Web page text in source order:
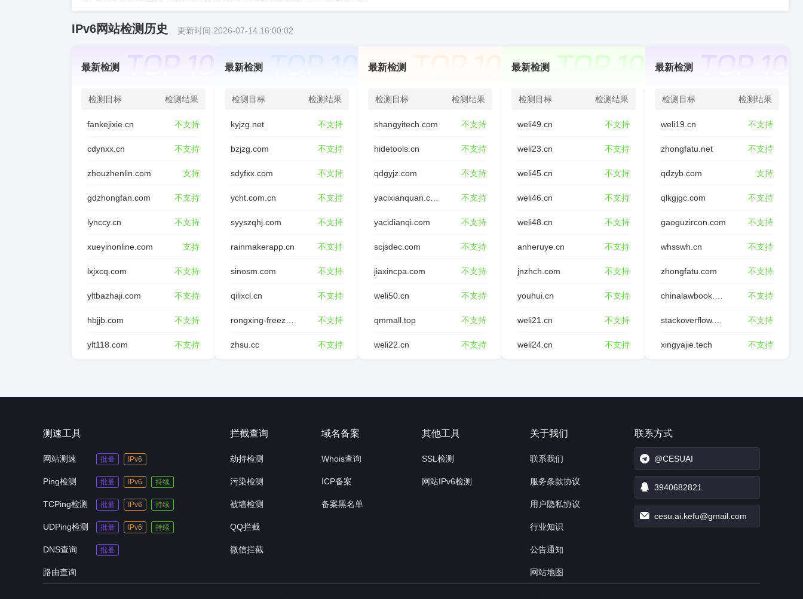
IPv6网站检测历史 更新时间 2026-07-14 16:00:02
最新检测
检测目标 检测结果
fankejixie.cn 不支持
cdynxx.cn 不支持
zhouzhenlin.com 支持
gdzhongfan.com 不支持
lynccy.cn 不支持
xueyinonline.com 支持
lxjxcq.com 不支持
yltbazhaji.com 不支持
hbjjb.com 不支持
ylt118.com 不支持
最新检测
检测目标 检测结果
kyjzg.net 不支持
bzjzg.com 不支持
sdyfxx.com 不支持
ycht.com.cn 不支持
syyszqhj.com 不支持
rainmakerapp.cn 不支持
sinosm.com 不支持
qilixcl.cn 不支持
不支持
zhsu.cc 不支持
最新检测
检测目标 检测结果
shangyitech.com 不支持
hidetools.cn 不支持
qdgyjz.com 不支持
不支持
yacidianqi.com 不支持
scjsdec.com 不支持
jiaxincpa.com 不支持
weli50.cn 不支持
qmmall.top 不支持
weli22.cn 不支持
最新检测
检测目标 检测结果
weli49.cn 不支持
weli23.cn 不支持
weli45.cn 不支持
weli46.cn 不支持
weli48.cn 不支持
anheruye.cn 不支持
jnzhch.com 不支持
youhui.cn 不支持
weli21.cn 不支持
weli24.cn 不支持
最新检测
检测目标 检测结果
weli19.cn 不支持
zhongfatu.net 不支持
qdzyb.com 支持
qlkgjgc.com 不支持
gaoguzircon.com 不支持
whsswh.cn 不支持
zhongfatu.com 不支持
不支持
不支持
xingyajie.tech 不支持
测速工具
网站测速 批量 IPv6
Ping检测 批量 IPv6 持续
TCPing检测 批量 IPv6 持续
UDPing检测 批量 IPv6 持续
DNS查询 批量
路由查询
拦截查询
劫持检测
污染检测
被墙检测
QQ拦截
微信拦截
域名备案
Whois查询
ICP备案
备案黑名单
其他工具
SSL检测
网站IPv6检测
关于我们
联系我们
服务条款协议
用户隐私协议
行业知识
公告通知
网站地图
联系方式
@CESUAI
3940682821
cesu.ai.kefu@gmail.com